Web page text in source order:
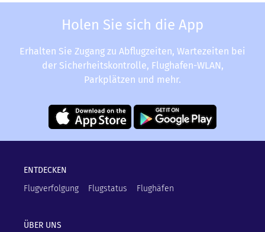
Holen Sie sich die App
Erhalten Sie Zugang zu Abflugzeiten, Wartezeiten bei
der Sicherheitskontrolle, Flughafen-WLAN,
Parkplätzen und mehr.
ENTDECKEN
Flugverfolgung
Flugstatus Flughäfen
ÜBER UNS